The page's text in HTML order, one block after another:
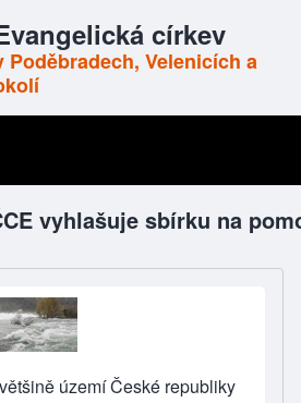
církev
Poděbradech, Velenicích a
vyhlašuje sbírku na
území České republiky